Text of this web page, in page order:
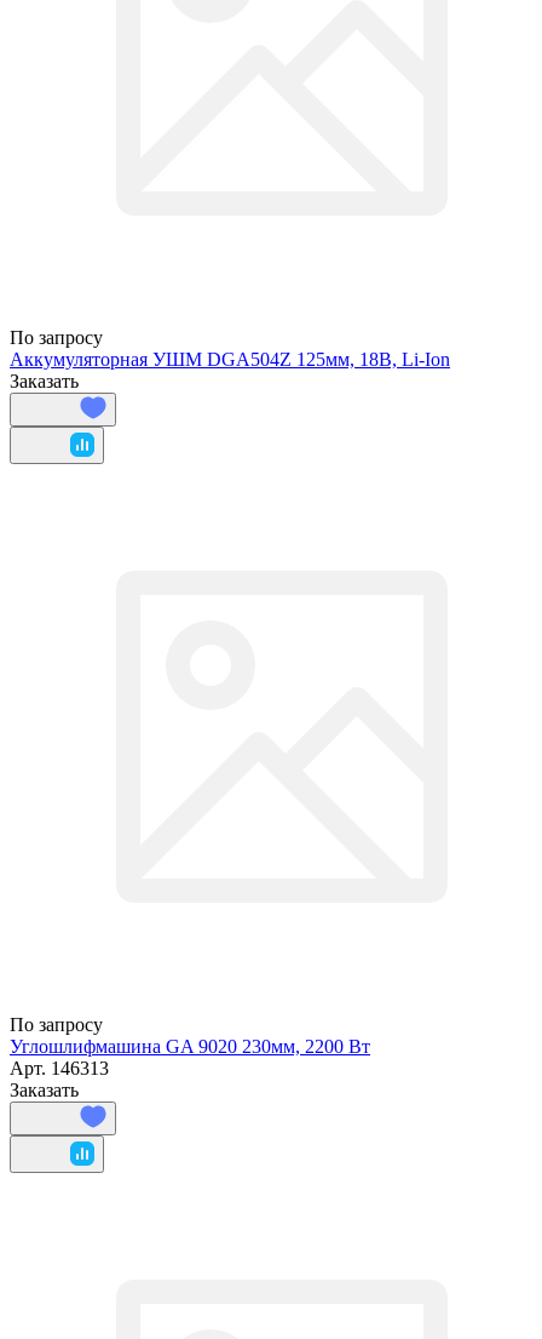
По запросу
Аккумуляторная УШМ DGA504Z 125мм, 18В, Li-Ion
Заказать
По запросу
Углошлифмашина GA 9020 230мм, 2200 Вт
Арт. 146313
Заказать